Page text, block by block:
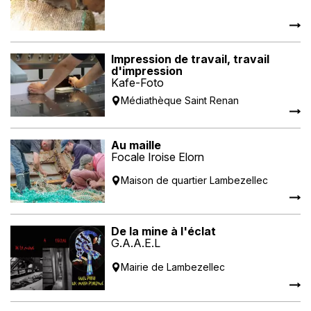
Impression de travail, travail
d'impression
Kafe-Foto
Médiathèque Saint Renan
Au maille
Focale Iroise Elorn
Maison de quartier Lambezellec
De la mine à l'éclat
G.A.A.E.L
Mairie de Lambezellec